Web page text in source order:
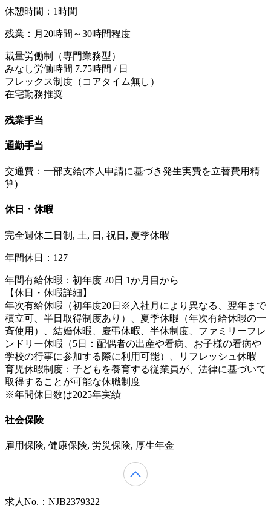
休憩時間：1時間
残業：月20時間～30時間程度
裁量労働制（専門業務型）
みなし労働時間 7.75時間 / 日
フレックス制度（コアタイム無し）
在宅勤務推奨
残業手当
通勤手当
交通費：一部支給(本人申請に基づき発生実費を立替費用精
算)
休日・休暇
完全週休二日制, 土, 日, 祝日, 夏季休暇
年間休日：127
年間有給休暇：初年度 20日 1か月目から
【休日・休暇詳細】
年次有給休暇（初年度20日※入社月により異なる、翌年まで
積立可、半日取得制度あり）、夏季休暇（年次有給休暇の一
斉使用）、結婚休暇、慶弔休暇、半休制度、ファミリーフレ
ンドリー休暇（5日：配偶者の出産や看病、お子様の看病や
学校の行事に参加する際に利用可能）、リフレッシュ休暇
育児休暇制度：子どもを養育する従業員が、法律に基づいて
取得することが可能な休職制度
※年間休日数は2025年実績
社会保険
雇用保険, 健康保険, 労災保険, 厚生年金
求人No.：NJB2379322